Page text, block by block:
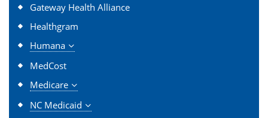
Gateway Health Alliance
Healthgram
Humana
MedCost
Medicare
NC Medicaid